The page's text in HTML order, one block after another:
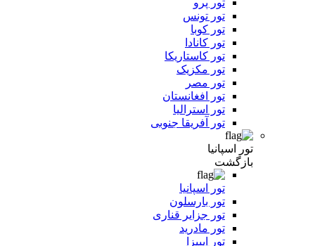
تور پرو
تور تونس
تور کوبا
تور کانادا
تور کاستاریکا
تور مکزیک
تور مصر
تور افغانستان
تور استرالیا
تور آفریقا جنوبی
تور اسپانیا
بازگشت
تور اسپانیا
تور بارسلون
تور جزایر قناری
تور مادرید
تور ایبیزا